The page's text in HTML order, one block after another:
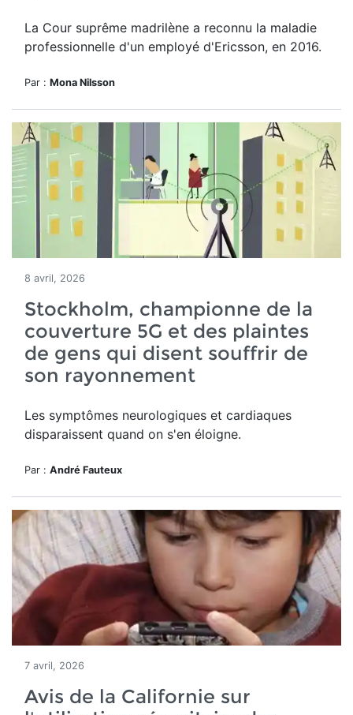
La Cour suprême madrilène a reconnu la maladie
professionnelle d'un employé d'Ericsson, en 2016.
Par : Mona Nilsson
8 avril, 2026
Stockholm, championne de la
couverture 5G et des plaintes
de gens qui disent souffrir de
son rayonnement
Les symptômes neurologiques et cardiaques
disparaissent quand on s'en éloigne.
Par : André Fauteux
7 avril, 2026
Avis de la Californie sur